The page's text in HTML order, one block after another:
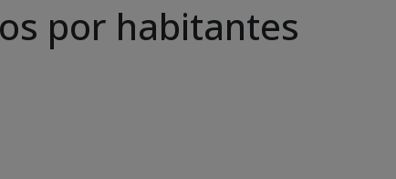
por habitantes